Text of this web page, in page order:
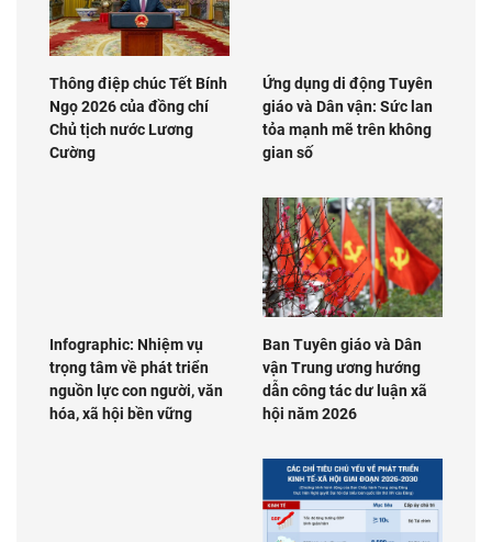
Thông điệp chúc Tết Bính
Ngọ 2026 của đồng chí
Chủ tịch nước Lương
Cường
Ứng dụng di động Tuyên
giáo và Dân vận: Sức lan
tỏa mạnh mẽ trên không
gian số
Infographic: Nhiệm vụ
trọng tâm về phát triển
nguồn lực con người, văn
hóa, xã hội bền vững
Ban Tuyên giáo và Dân
vận Trung ương hướng
dẫn công tác dư luận xã
hội năm 2026